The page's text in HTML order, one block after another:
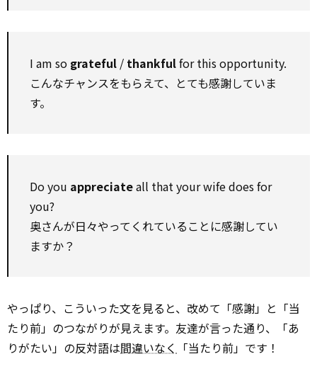
I am so grateful / thankfulfor this opportunity.
こんなチャンスをもらえて、とても感謝していま
す。
Do you appreciateall that your wife does for
you?
奥さんが日々やってくれていることに感謝してい
ますか？
やっぱり、こういった文を見ると、改めて「感謝」と「当
たり前」のつながりが見えます。友達が言った通り、「あ
りがたい」の反対語は間違いなく 「当たり前」です！